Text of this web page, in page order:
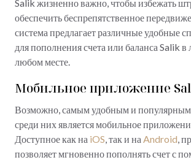
Salik жизненно важно, чтобы избежать
обеспечить беспрепятственное
система предлагает различные удобные
для пополнения счета или баланса Salik
любом месте.
Мобильное приложение
Возможно, самым удобным и
среди них является мобильное
Доступное как на iOS , так и на Android ,
позволяет мгновенно пополнять счет с